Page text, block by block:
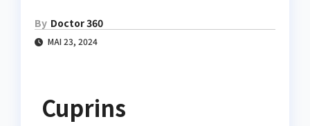
By Doctor 360
MAI 23, 2024
Cuprins